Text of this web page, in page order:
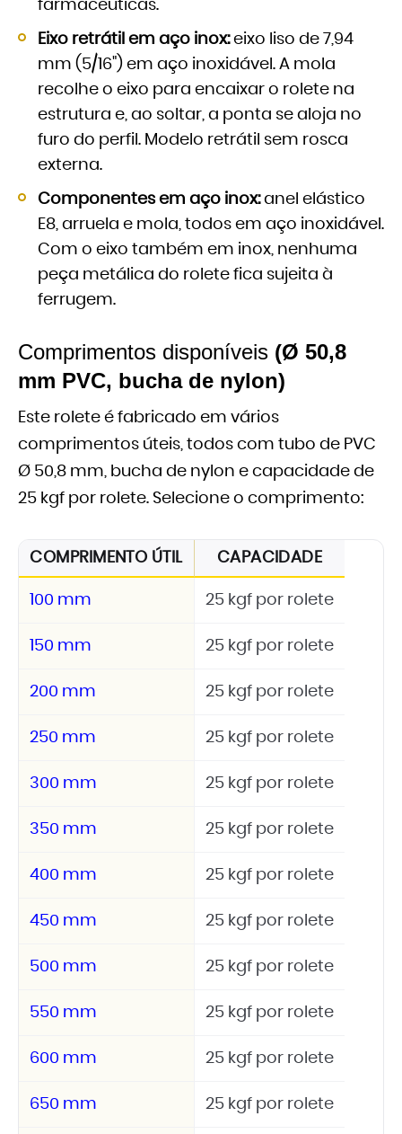
farmacêuticas.
Eixo retrátil em aço inox:eixo liso de 7,94
mm (5/16") em aço inoxidável. A mola
recolhe o eixo para encaixar o rolete na
estrutura e, ao soltar, a ponta se aloja no
furo do perfil. Modelo retrátil sem rosca
externa.
Componentes em aço inox:anel elástico
E8, arruela e mola, todos em aço inoxidável.
Com o eixo também em inox, nenhuma
peça metálica do rolete fica sujeita à
ferrugem.
Comprimentos disponíveis (Ø 50,8
mm PVC, bucha de nylon)
Este rolete é fabricado em vários
comprimentos úteis, todos com tubo de PVC
Ø 50,8 mm, bucha de nylon e capacidade de
25 kgf por rolete. Selecione o comprimento:
COMPRIMENTO ÚTIL CAPACIDADE
100 mm 25 kgf por rolete
150 mm 25 kgf por rolete
200 mm 25 kgf por rolete
250 mm 25 kgf por rolete
300 mm 25 kgf por rolete
350 mm 25 kgf por rolete
400 mm 25 kgf por rolete
450 mm 25 kgf por rolete
500 mm 25 kgf por rolete
550 mm 25 kgf por rolete
600 mm 25 kgf por rolete
650 mm 25 kgf por rolete